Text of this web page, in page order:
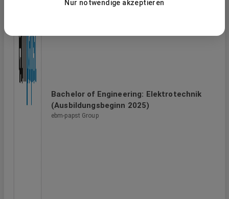
Bachelor of Engineering: Elektrotechnik
(Ausbildungsbeginn 2025)
ebm-papst Group
Nur notwendige akzeptieren